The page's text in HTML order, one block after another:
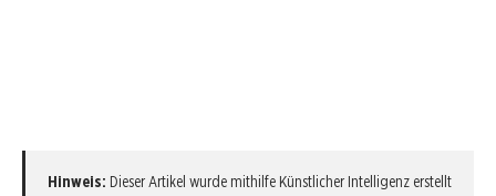
Hinweis: Dieser Artikel wurde mithilfe Künstlicher Intelligenz erstellt